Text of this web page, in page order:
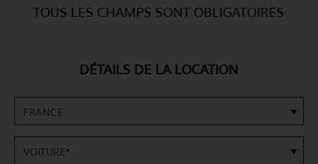
TOUS LES CHAMPS SONT OBLIGATOIRES
DÉTAILS DE LA LOCATION
FRANCE
VOITURE*